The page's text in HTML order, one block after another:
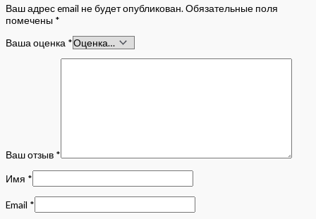
Ваш адрес email не будет опубликован.Обязательные поля
помечены *
Ваша оценка *
Ваш отзыв *
Имя *
Email *